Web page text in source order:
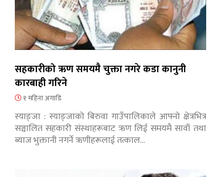
सहकारीको ऋण समयमै चुक्ता नगरे कडा कानुनी
कारबाही गरिने
१ महिना अगाडि
स्याङ्जा : स्याङ्जाको बिरुवा गाउँपालिकाले आफ्नो क्षेत्रभित्र
सञ्चालित सहकारी संस्थाहरूबाट ऋण लिई समयमै सावाँ तथा
ब्याज भुक्तानी नगर्ने ऋणीहरूलाई तत्काल…